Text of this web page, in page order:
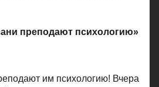
преподают психологию»
им психологию! Вчера